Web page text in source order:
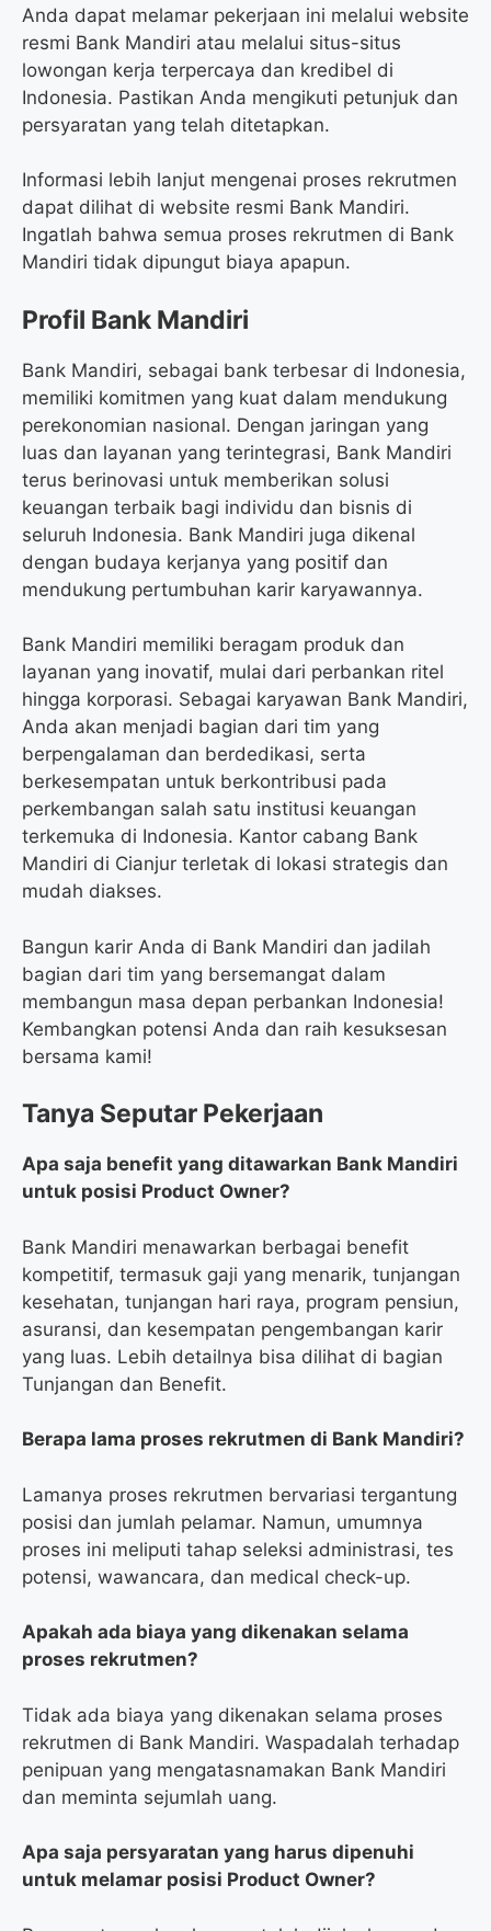
Anda dapat melamar pekerjaan ini melalui website
resmi Bank Mandiri atau melalui situs-situs
lowongan kerja terpercaya dan kredibel di
Indonesia. Pastikan Anda mengikuti petunjuk dan
persyaratan yang telah ditetapkan.
Informasi lebih lanjut mengenai proses rekrutmen
dapat dilihat di website resmi Bank Mandiri.
Ingatlah bahwa semua proses rekrutmen di Bank
Mandiri tidak dipungut biaya apapun.
Profil Bank Mandiri
Bank Mandiri, sebagai bank terbesar di Indonesia,
memiliki komitmen yang kuat dalam mendukung
perekonomian nasional. Dengan jaringan yang
luas dan layanan yang terintegrasi, Bank Mandiri
terus berinovasi untuk memberikan solusi
keuangan terbaik bagi individu dan bisnis di
seluruh Indonesia. Bank Mandiri juga dikenal
dengan budaya kerjanya yang positif dan
mendukung pertumbuhan karir karyawannya.
Bank Mandiri memiliki beragam produk dan
layanan yang inovatif, mulai dari perbankan ritel
hingga korporasi. Sebagai karyawan Bank Mandiri,
Anda akan menjadi bagian dari tim yang
berpengalaman dan berdedikasi, serta
berkesempatan untuk berkontribusi pada
perkembangan salah satu institusi keuangan
terkemuka di Indonesia. Kantor cabang Bank
Mandiri di Cianjur terletak di lokasi strategis dan
mudah diakses.
Bangun karir Anda di Bank Mandiri dan jadilah
bagian dari tim yang bersemangat dalam
membangun masa depan perbankan Indonesia!
Kembangkan potensi Anda dan raih kesuksesan
bersama kami!
Tanya Seputar Pekerjaan
Apa saja benefit yang ditawarkan Bank Mandiri
untuk posisi Product Owner?
Bank Mandiri menawarkan berbagai benefit
kompetitif, termasuk gaji yang menarik, tunjangan
kesehatan, tunjangan hari raya, program pensiun,
asuransi, dan kesempatan pengembangan karir
yang luas. Lebih detailnya bisa dilihat di bagian
Tunjangan dan Benefit.
Berapa lama proses rekrutmen di Bank Mandiri?
Lamanya proses rekrutmen bervariasi tergantung
posisi dan jumlah pelamar. Namun, umumnya
proses ini meliputi tahap seleksi administrasi, tes
potensi, wawancara, dan medical check-up.
Apakah ada biaya yang dikenakan selama
proses rekrutmen?
Tidak ada biaya yang dikenakan selama proses
rekrutmen di Bank Mandiri. Waspadalah terhadap
penipuan yang mengatasnamakan Bank Mandiri
dan meminta sejumlah uang.
Apa saja persyaratan yang harus dipenuhi
untuk melamar posisi Product Owner?